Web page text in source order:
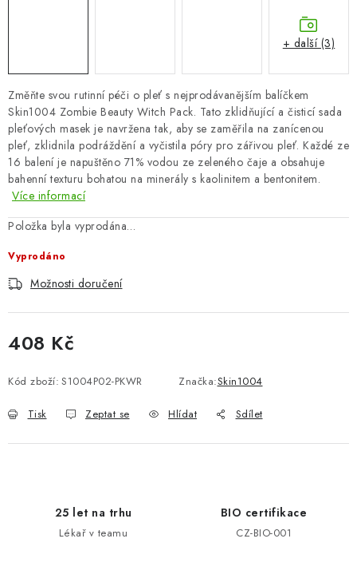
Změňte svou rutinní péči o pleť s nejprodávanějším balíčkem
Skin1004 Zombie Beauty Witch Pack. Tato zklidňující a čisticí sada
pleťových masek je navržena tak, aby se zaměřila na zanícenou
pleť, zklidnila podráždění a vyčistila póry pro zářivou pleť. Každé ze
16 balení je napuštěno 71% vodou ze zeleného čaje a obsahuje
bahenní texturu bohatou na minerály s kaolinitem a bentonitem.
Více informací
Položka byla vyprodána…
Vyprodáno
Možnosti doručení
408 Kč
Kód zboží: S1004P02-PKWR Značka:Skin1004
Tisk Zeptat se Hlídat Sdílet
+ další (3)
25 let na trhu
Lékař v teamu
BIO certifikace
CZ-BIO-001